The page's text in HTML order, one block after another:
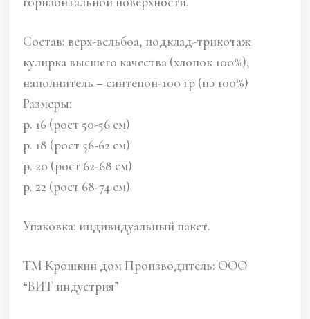
Состав: верх-вельбоа, подклад-трикотаж
кулирка высшего качества (хлопок 100%),
наполнитель – синтепон-100 гр (пэ 100%)
Размеры:
р. 16 (рост 50-56 см)
р. 18 (рост 56-62 см)
р. 20 (рост 62-68 см)
р. 22 (рост 68-74 см)
Упаковка: индивидуальный пакет.
ТМ Крошкин дом Производитель: ООО
“ВИТ индустрия”